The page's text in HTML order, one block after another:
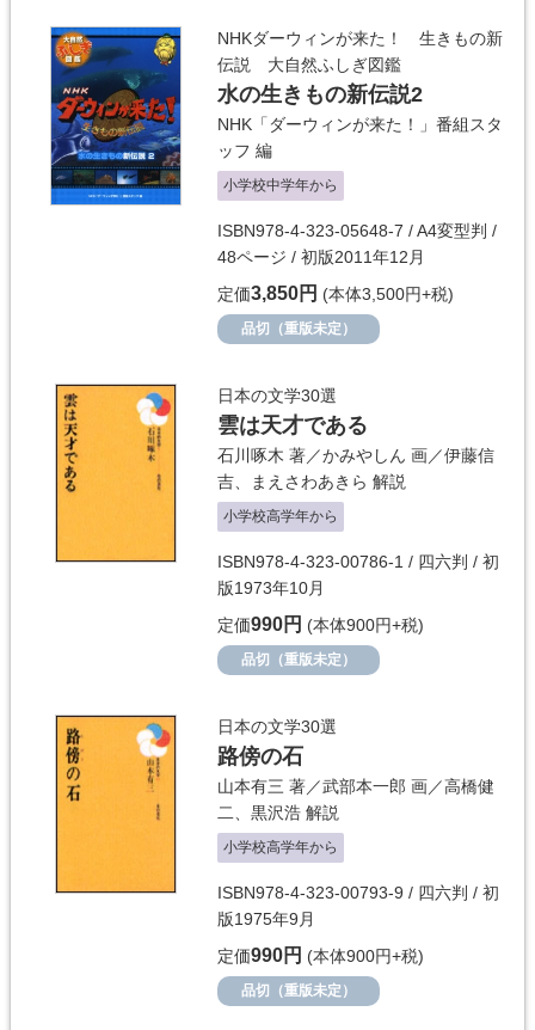
NHKダーウィンが来た！ 生きもの新
伝説 大自然ふしぎ図鑑
水の生きもの新伝説2
NHK「ダーウィンが来た！」番組スタ
ッフ 編
小学校中学年から
ISBN978-4-323-05648-7 / A4変型判 /
48ページ / 初版2011年12月
定価3,850円 (本体3,500円+税)
品切（重版未定）
日本の文学30選
雲は天才である
石川啄木 著／かみやしん 画／伊藤信
吉
まえさわあきら 解説
小学校高学年から
ISBN978-4-323-00786-1 / 四六判 / 初
版1973年10月
定価990円 (本体900円+税)
品切（重版未定）
日本の文学30選
路傍の石
山本有三 著／武部本一郎 画／高橋健
二
黒沢浩 解説
小学校高学年から
ISBN978-4-323-00793-9 / 四六判 / 初
版1975年9月
定価990円 (本体900円+税)
品切（重版未定）